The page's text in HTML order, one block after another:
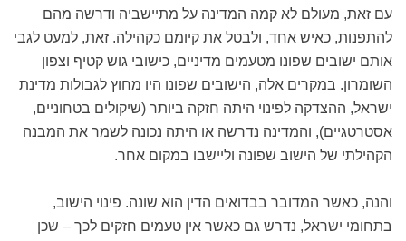
עם זאת, מעולם לא קמה המדינה על מתיישביה ודרשה מהם
להתפנות, כאיש אחד, ולבטל את קיומם כקהילה. זאת, למעט לגבי
אותם ישובים שפונו מטעמים מדיניים, כישובי גוש קטיף וצפון
השומרון. במקרים אלה, הישובים שפונו היו מחוץ לגבולות מדינת
ישראל, ההצדקה לפינוי היתה חזקה ביותר (שיקולים בטחוניים,
אסטרטגיים), והמדינה נדרשה או היתה נכונה לשמר את המבנה
הקהילתי של הישוב שפונה וליישבו במקום אחר.
והנה, כאשר המדובר בבדואים הדין הוא שונה. פינוי הישוב,
בתחומי ישראל, נדרש גם כאשר אין טעמים חזקים לכך – שכן